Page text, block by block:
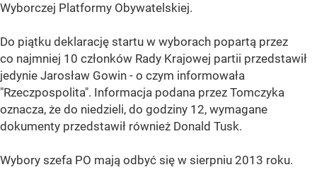
Wyborczej Platformy Obywatelskiej.
Do piątku deklarację startu w wyborach popartą przez
co najmniej 10 członków Rady Krajowej partii przedstawił
jedynie Jarosław Gowin - o czym informowała
"Rzeczpospolita". Informacja podana przez Tomczyka
oznacza, że do niedzieli, do godziny 12, wymagane
dokumenty przedstawił również Donald Tusk.
Wybory szefa PO mają odbyć się w sierpniu 2013 roku.